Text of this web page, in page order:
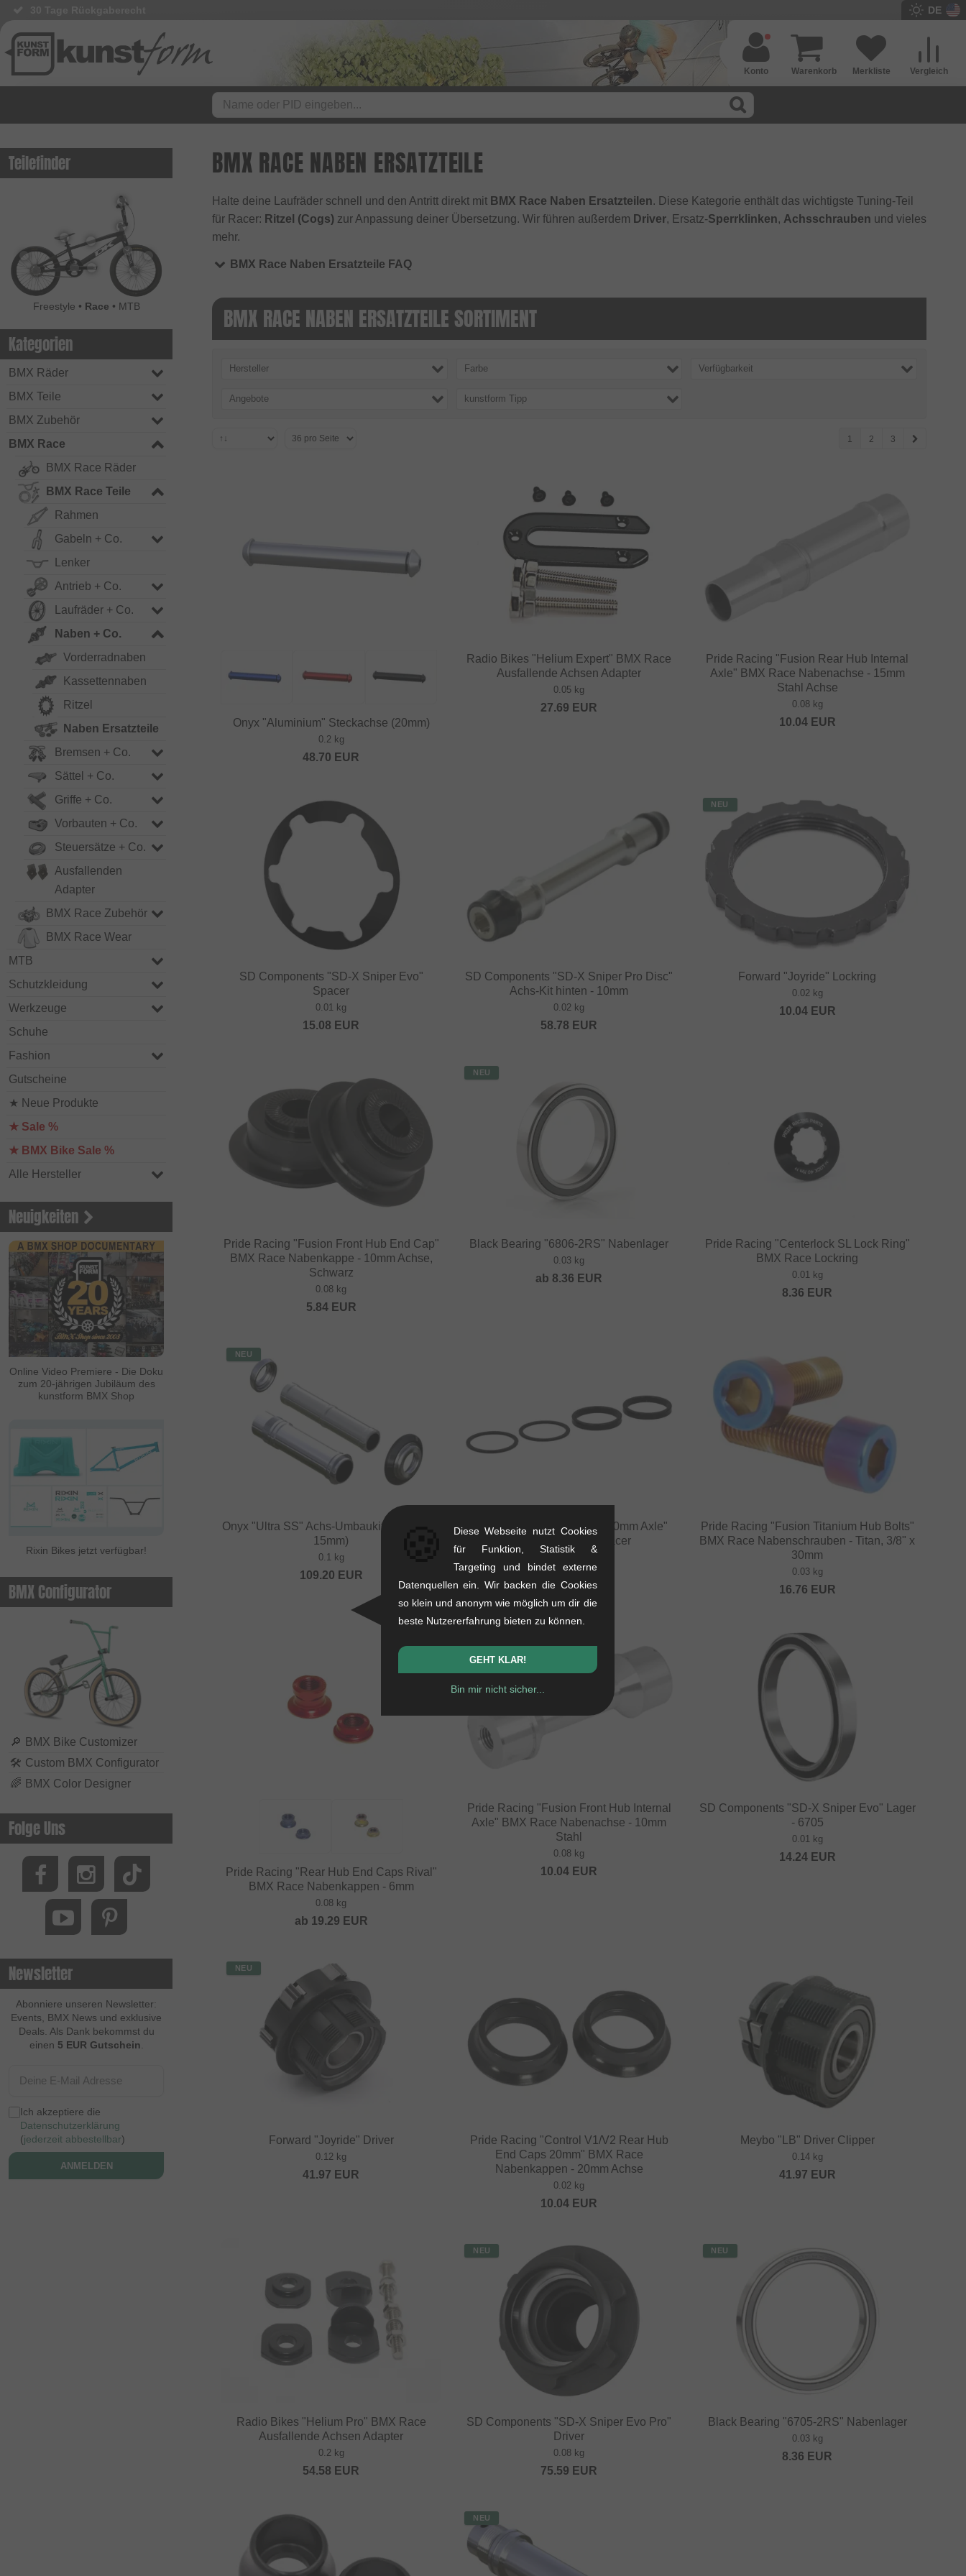
DE
Vergleich
Merkliste
Warenkorb
Konto
Teilefinder
Freestyle • Race • MTB
Kategorien
BMX Räder
BMX Teile
BMX Zubehör
BMX Race
BMX Race Räder
BMX Race Teile
Rahmen
Gabeln + Co.
Lenker
Antrieb + Co.
Laufräder + Co.
Naben + Co.
Vorderradnaben
Kassettennaben
Ritzel
Naben Ersatzteile
Bremsen + Co.
Sättel + Co.
Griffe + Co.
Vorbauten + Co.
Steuersätze + Co.
Ausfallenden
Adapter
BMX Race Zubehör
BMX Race Wear
MTB
Schutzkleidung
Werkzeuge
Schuhe
Fashion
Gutscheine
★ Neue Produkte
★ Sale %
★ BMX Bike Sale %
Alle Hersteller
Neuigkeiten
Online Video Premiere - Die Doku
zum 20-jährigen Jubiläum des
kunstform BMX Shop
Rixin Bikes jetzt verfügbar!
BMX Configurator
🔎 BMX Bike Customizer
🛠 Custom BMX Configurator
🌈 BMX Color Designer
Folge Uns
Newsletter
Abonniere unseren Newsletter:
Events, BMX News und exklusive
Deals. Als Dank bekommst du
einen 5 EUR Gutschein
Ich akzeptiere die
Datenschutzerklärung
(jederzeit abbestellbar)
ANMELDEN
BMX RACE NABEN ERSATZTEILE
Halte deine Laufräder schnell und den Antritt direkt mit BMX Race Naben Ersatzteilen. Diese Kategorie enthält das wichtigste Tuning-Teil
für Racer: Ritzel (Cogs) zur Anpassung deiner Übersetzung. Wir führen außerdem Driver, Ersatz-Sperrklinken, Achsschrauben und vieles
mehr.
BMX Race Naben Ersatzteile FAQ
BMX RACE NABEN ERSATZTEILE SORTIMENT
Hersteller Farbe Verfügbarkeit
Angebote kunstform Tipp
1 2 3
Onyx "Aluminium" Steckachse (20mm)
0.2 kg
48.70 EUR
Radio Bikes "Helium Expert" BMX Race
Ausfallende Achsen Adapter
0.05 kg
27.69 EUR
Pride Racing "Fusion Rear Hub Internal
Axle" BMX Race Nabenachse - 15mm
Stahl Achse
0.08 kg
10.04EUR
SD Components "SD-X Sniper Evo"
Spacer
0.01 kg
15.08 EUR
SD Components "SD-X Sniper Pro Disc"
Achs-Kit hinten - 10mm
0.02 kg
58.78 EUR
NEU
Forward "Joyride" Lockring
0.02 kg
10.04EUR
Pride Racing "Fusion Front Hub End Cap"
BMX Race Nabenkappe - 10mm Achse,
Schwarz
0.08 kg
5.84EUR
NEU
Black Bearing "6806-2RS" Nabenlager
0.03 kg
ab 8.36 EUR
Pride Racing "Centerlock SL Lock Ring"
BMX Race Lockring
0.01 kg
8.36 EUR
NEU
Onyx "Ultra SS" Achs-Umbaukit (10mm auf
15mm)
0.1 kg
109.20 EUR
Pride Racing "Spacers Kit 20mm Axle"
BMX Race Achs-Spacer
Pride Racing "Fusion Titanium Hub Bolts"
BMX Race Nabenschrauben - Titan, 3/8" x
30mm
0.03 kg
16.76 EUR
Pride Racing "Rear Hub End Caps Rival"
BMX Race Nabenkappen - 6mm
0.08 kg
ab 19.29 EUR
Pride Racing "Fusion Front Hub Internal
Axle" BMX Race Nabenachse - 10mm
Stahl
0.08 kg
10.04 EUR
SD Components "SD-X Sniper Evo" Lager
- 6705
0.01 kg
14.24EUR
NEU
Forward "Joyride" Driver
0.12 kg
41.97 EUR
Pride Racing "Control V1/V2 Rear Hub
End Caps 20mm" BMX Race
Nabenkappen - 20mm Achse
0.02 kg
10.04 EUR
Meybo "LB" Driver Clipper
0.14 kg
41.97 EUR
Radio Bikes "Helium Pro" BMX Race
Ausfallende Achsen Adapter
0.2 kg
54.58 EUR
NEU
SD Components "SD-X Sniper Evo Pro"
Driver
0.08 kg
75.59 EUR
NEU
Black Bearing "6705-2RS" Nabenlager
0.03 kg
8.36 EUR
NEU
Diese Webseite nutzt Cookies
für Funktion, Statistik &
Targeting und bindet externe
Datenquellen ein. Wir backen die Cookies
so klein und anonym wie möglich um dir die
beste Nutzererfahrung bieten zu können.
GEHT KLAR!
Bin mir nicht sicher...